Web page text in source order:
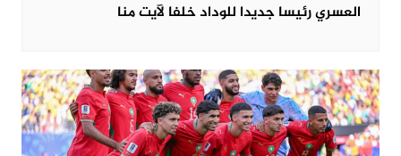
العسري رئيسا جديدا للوداد خلفا لآيت منا